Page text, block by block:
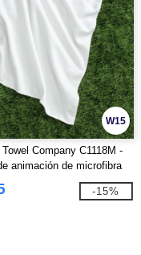
W15
Company C1118M -
animación de microfibra
-15%